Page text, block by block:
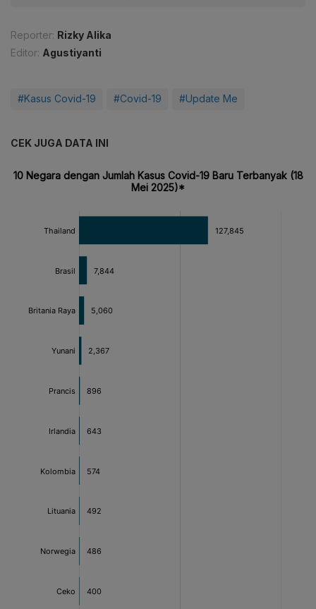
Reporter: Rizky Alika
Editor: Agustiyanti
#Kasus Covid-19 #Covid-19 #Update Me
CEK JUGA DATA INI